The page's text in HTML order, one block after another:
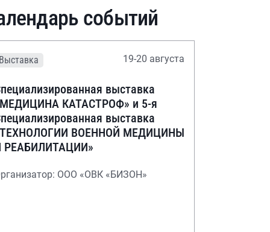
событий
Выставка 19-20 августа
выставка
КАТАСТРОФ» и 5-я
выставка
ВОЕННОЙ МЕДИЦИНЫ
РЕАБИЛИТАЦИИ»
ООО «ОВК «БИЗОН»